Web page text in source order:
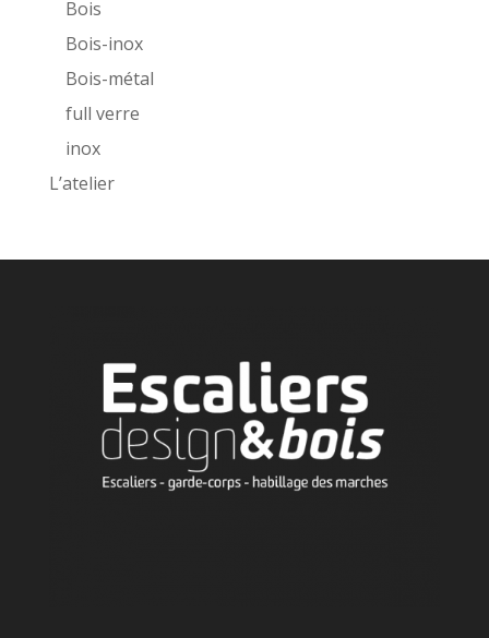
Bois
Bois-inox
Bois-métal
full verre
inox
L’atelier